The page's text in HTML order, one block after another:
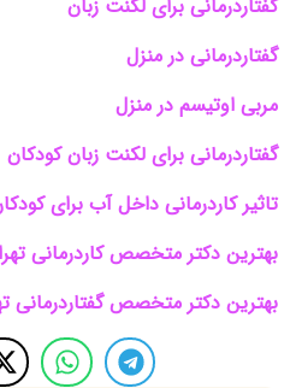
گفتاردرمانی برای لکنت زبان
گفتاردرمانی در منزل
مربی اوتیسم در منزل
گفتاردرمانی برای لکنت زبان کودکان
تاثیر کاردرمانی داخل آب برای
بهترین دکتر متخصص کاردرمانی
بهترین دکتر متخصص گفتاردرمانی